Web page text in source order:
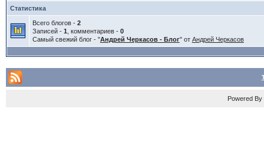
Статистика
Всего блогов - 2
Записей - 1 , комментариев - 0
Самый свежий блог - "Андрей Черкасов - Блог" от Андрей Черкасов
Powered By